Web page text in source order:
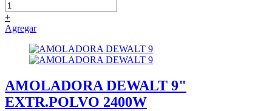
+
Agregar
AMOLADORA DEWALT 9"
EXTR.POLVO 2400W